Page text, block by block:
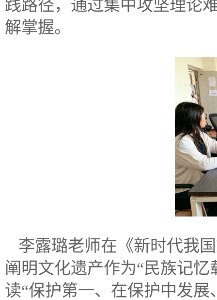
践路径，通过集中攻坚理论
解掌握。
李露璐老师在《新时代我
阐明文化遗产作为“民族记
读“保护第一、在保护中发